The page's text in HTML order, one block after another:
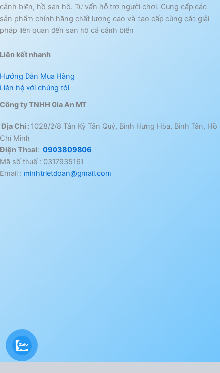
cảnh biển, hồ san hô. Tư vấn hỗ trợ người chơi. Cung cấp các
sản phẩm chính hãng chất lượng cao và cao cấp cùng các giải
pháp liên quan đến san hô cá cảnh biển
Liên kết nhanh
Hướng Dẫn Mua Hàng
Liên hệ với chúng tôi
Công ty TNHH Gia An MT
Địa Chỉ : 1028/2/8 Tân Kỳ Tân Quý, Bình Hưng Hòa, Bình Tân, Hồ
Chí Minh
Điện Thoai: 0903809806
Mã số thuế : 0317935161
Email : minhtrietdoan@gmail.com